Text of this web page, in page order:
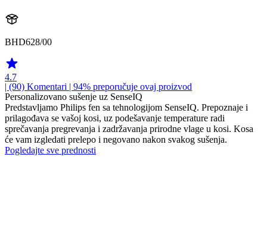
BHD628/00
4.7
| (90) Komentari | 94% preporučuje ovaj proizvod
Personalizovano sušenje uz SenseIQ
Predstavljamo Philips fen sa tehnologijom SenseIQ. Prepoznaje i
prilagođava se vašoj kosi, uz podešavanje temperature radi
sprečavanja pregrevanja i zadržavanja prirodne vlage u kosi. Kosa
će vam izgledati prelepo i negovano nakon svakog sušenja.
Pogledajte sve prednosti